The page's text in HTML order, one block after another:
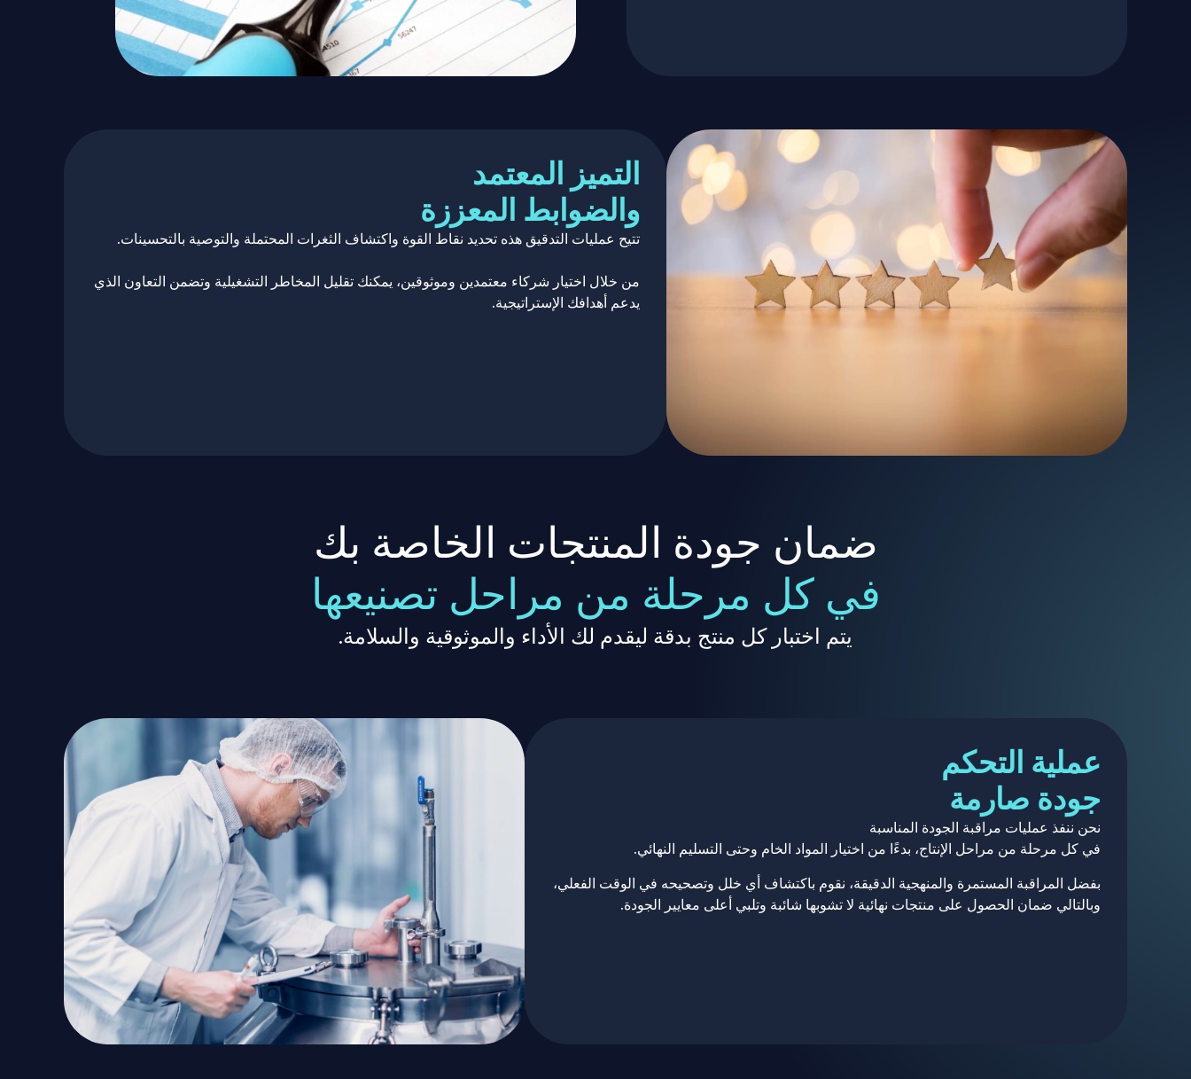
التميز المعتمد
والضوابط المعززة
تتيح عمليات التدقيق هذه تحديد نقاط القوة واكتشاف الثغرات المحتملة والتوصية بالتحسينات.
من خلال اختيار شركاء معتمدين وموثوقين، يمكنك تقليل المخاطر التشغيلية وتضمن التعاون الذي
يدعم أهدافك الإستراتيجية.
ضمان جودة المنتجات الخاصة بك
في كل مرحلة من مراحل تصنيعها
يتم اختبار كل منتج بدقة ليقدم لك الأداء والموثوقية والسلامة.
عملية التحكم
جودة صارمة
نحن ننفذ عمليات مراقبة الجودة المناسبة
في كل مرحلة من مراحل الإنتاج، بدءًا من اختيار المواد الخام وحتى التسليم النهائي.
بفضل المراقبة المستمرة والمنهجية الدقيقة، نقوم باكتشاف أي خلل وتصحيحه في الوقت الفعلي،
وبالتالي ضمان الحصول على منتجات نهائية لا تشوبها شائبة وتلبي أعلى معايير الجودة.